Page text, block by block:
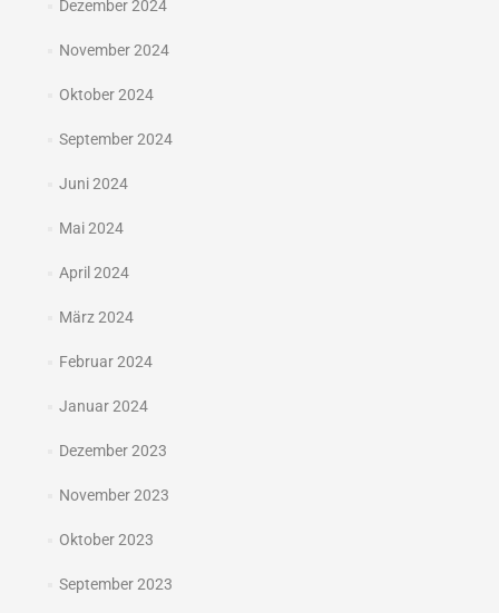
Dezember 2024
November 2024
Oktober 2024
September 2024
Juni 2024
Mai 2024
April 2024
März 2024
Februar 2024
Januar 2024
Dezember 2023
November 2023
Oktober 2023
September 2023